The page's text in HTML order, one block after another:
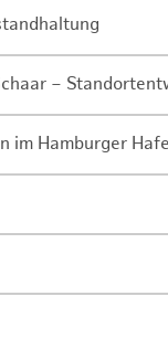
–
im Hamburger